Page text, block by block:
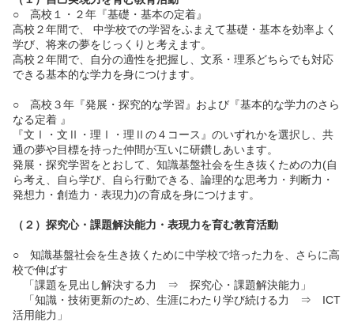
○ 高校１・２年『基礎・基本の定着』
高校２年間で、 中学校での学習をふまえて基礎・基本を効率よく
学び、将来の夢をじっくりと考えます。
高校２年間で、自分の適性を把握し、文系・理系どちらでも対応
できる基本的な学力を身につけます。
○ 高校３年『発展・探究的な学習』および『基本的な学力のさら
なる定着 』
『文Ⅰ・文Ⅱ・理Ⅰ・理Ⅱの４コース』のいずれかを選択し、共
通の夢や目標を持った仲間が互いに研鑽しあいます。
発展・探究学習をとおして、知識基盤社会を生き抜くための力(自
ら考え、自ら学び、自ら行動できる、論理的な思考力・判断力・
発想力・創造力・表現力)の育成を身につけます。
（２）探究心・課題解決能力・表現力を育む教育活動
○ 知識基盤社会を生き抜くために中学校で培った力を、さらに高
校で伸ばす
「課題を見出し解決する力 ⇒ 探究心・課題解決能力」
「知識・技術更新のため、生涯にわたり学び続ける力 ⇒ ICT
活用能力」